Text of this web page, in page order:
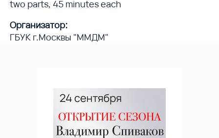
two parts, 45 minutes each
Организатор:
ГБУК г.Москвы "ММДМ"